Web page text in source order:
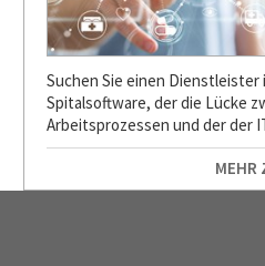
Suchen Sie einen Dienstleister
Spitalsoftware, der die Lücke
Arbeitsprozessen und der der
MEHR